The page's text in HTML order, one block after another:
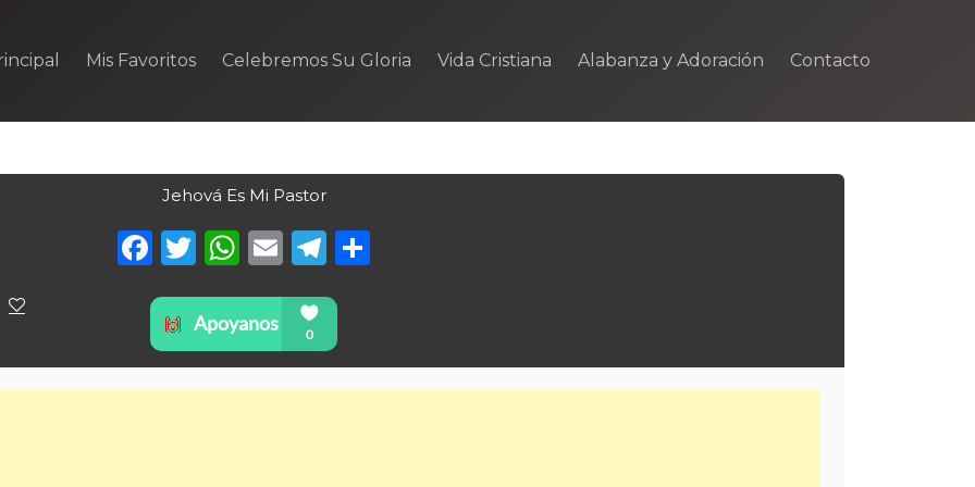
Mis Favoritos Celebremos Su Gloria Vida Cristiana Alabanza y Adoración Contacto
Jehová Es Mi Pastor
Facebook
Twitter
WhatsApp
EmailTelegram